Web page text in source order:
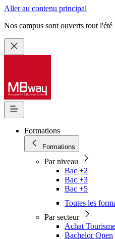
Aller au contenu principal
Nos campus sont ouverts tout l'été
Formations
Formations
Par niveau
Bac +2
Bac +3
Bac +5
Toutes les
Par secteur
Achat
Bachelor Open